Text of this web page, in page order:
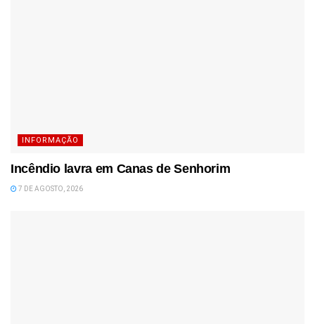
INFORMAÇÃO
Incêndio lavra em Canas de Senhorim
7 DE AGOSTO, 2026